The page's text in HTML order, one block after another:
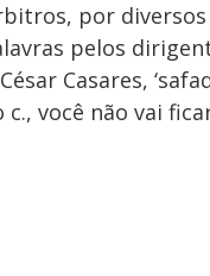
por
pelos
Casares,
você não vai